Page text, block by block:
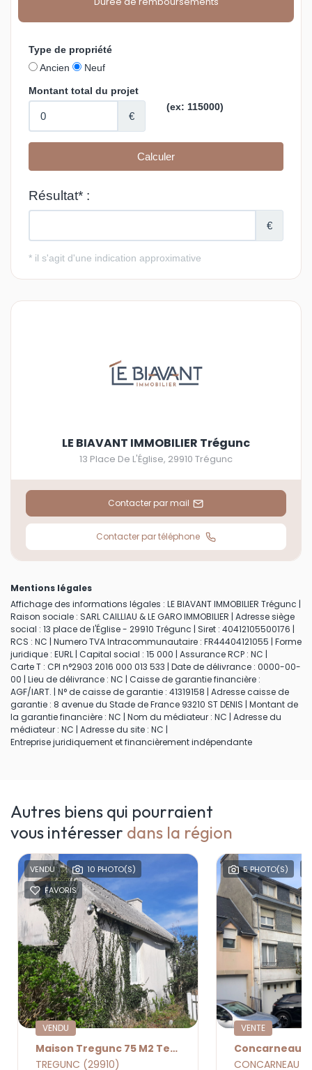
LE BIAVANT IMMOBILIER Trégunc
13 Place De L'Église, 29910 Trégunc
Contacter par mail
Contacter par téléphone
Mentions légales
Affichage des informations légales : LE BIAVANT IMMOBILIER Trégunc |
Raison sociale : SARL CAILLIAU & LE GARO IMMOBILIER | Adresse siège
social : 13 place de l'Église - 29910 Trégunc | Siret : 40412105500176 |
RCS : NC | Numero TVA Intracommunautaire : FR44404121055 | Forme
juridique : EURL | Capital social : 15 000 | Assurance RCP : NC |
Carte T : CPI n°2903 2016 000 013 533 | Date de délivrance : 0000-00-
00 | Lieu de délivrance : NC | Caisse de garantie financière :
AGF/IART. | N° de caisse de garantie : 41319158 | Adresse caisse de
garantie : 8 avenue du Stade de France 93210 ST DENIS | Montant de
la garantie financière : NC | Nom du médiateur : NC | Adresse du
médiateur : NC | Adresse du site : NC |
Entreprise juridiquement et financièrement indépendante
Autres biens qui pourraient
vous intéresser dans la région
VENDU
10 PHOTO(S)
FAVORIS
VENDU
Maison Tregunc 75 M2 Terrain 1882 M².
TREGUNC (29910)
5 PHOTO(S)
VENTE
CONCARNEAU